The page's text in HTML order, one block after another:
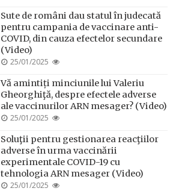
Sute de români dau statul în judecată
pentru campania de vaccinare anti-
COVID, din cauza efectelor secundare
(Video)
POSTED
25/01/2025
Vă amintiți minciunile lui Valeriu
Gheorghiţă, despre efectele adverse
ale vaccinurilor ARN mesager? (Video)
POSTED
25/01/2025
Soluţii pentru gestionarea reacţiilor
adverse în urma vaccinării
experimentale COVID-19 cu
tehnologia ARN mesager (Video)
POSTED
25/01/2025